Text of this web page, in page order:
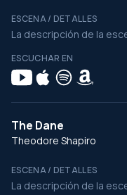
ESCENA / DETALLES
La descripción de la
ESCUCHAR EN
The Dane
Theodore Shapiro
ESCENA / DETALLES
La descripción de la